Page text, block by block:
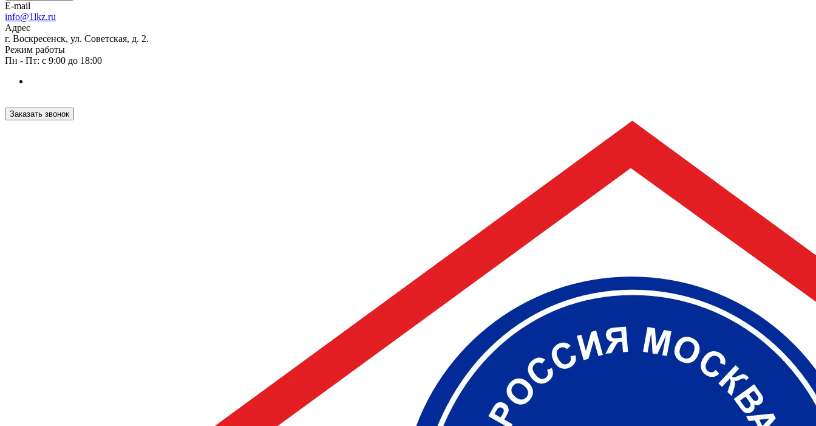
E-mail
info@1lkz.ru
Адрес
г. Воскресенск, ул. Советская, д. 2.
Режим работы
Пн - Пт: с 9:00 до 18:00
Заказать звонок